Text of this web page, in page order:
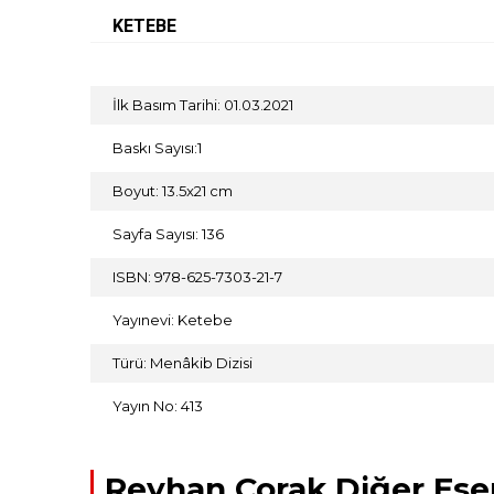
KETEBE
İlk Basım Tarihi: 01.03.2021
Baskı Sayısı:1
Boyut: 13.5x21 cm
Sayfa Sayısı: 136
ISBN: 978-625-7303-21-7
Yayınevi: Ketebe
Türü: Menâkib Dizisi
Yayın No: 413